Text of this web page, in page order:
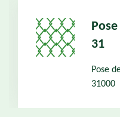
31
Pose
31000